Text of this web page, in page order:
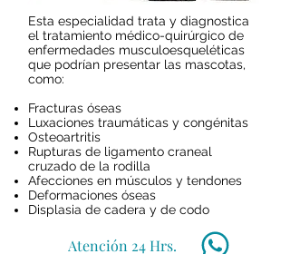
Esta especialidad trata y diagnostica
el tratamiento médico-quirúrgico de
enfermedades musculoesqueléticas
que podrían presentar las mascotas,
como:
Fracturas óseas
Luxaciones traumáticas y congénitas
Osteoartritis
Rupturas de ligamento craneal
cruzado de la rodilla
Afecciones en músculos y tendones
Deformaciones óseas
Displasia de cadera y de codo
Atención 24 Hrs.